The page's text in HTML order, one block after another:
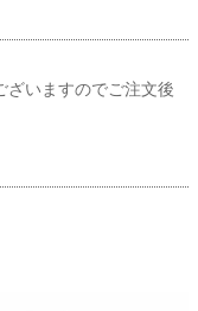
いますのでご注文後